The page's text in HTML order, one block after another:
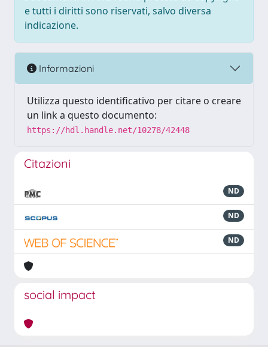
e tutti i diritti sono riservati, salvo diversa
indicazione.
Informazioni
Utilizza questo identificativo per citare o creare
un link a questo documento:
https://hdl.handle.net/10278/42448
Citazioni
ND
ND
ND
social impact